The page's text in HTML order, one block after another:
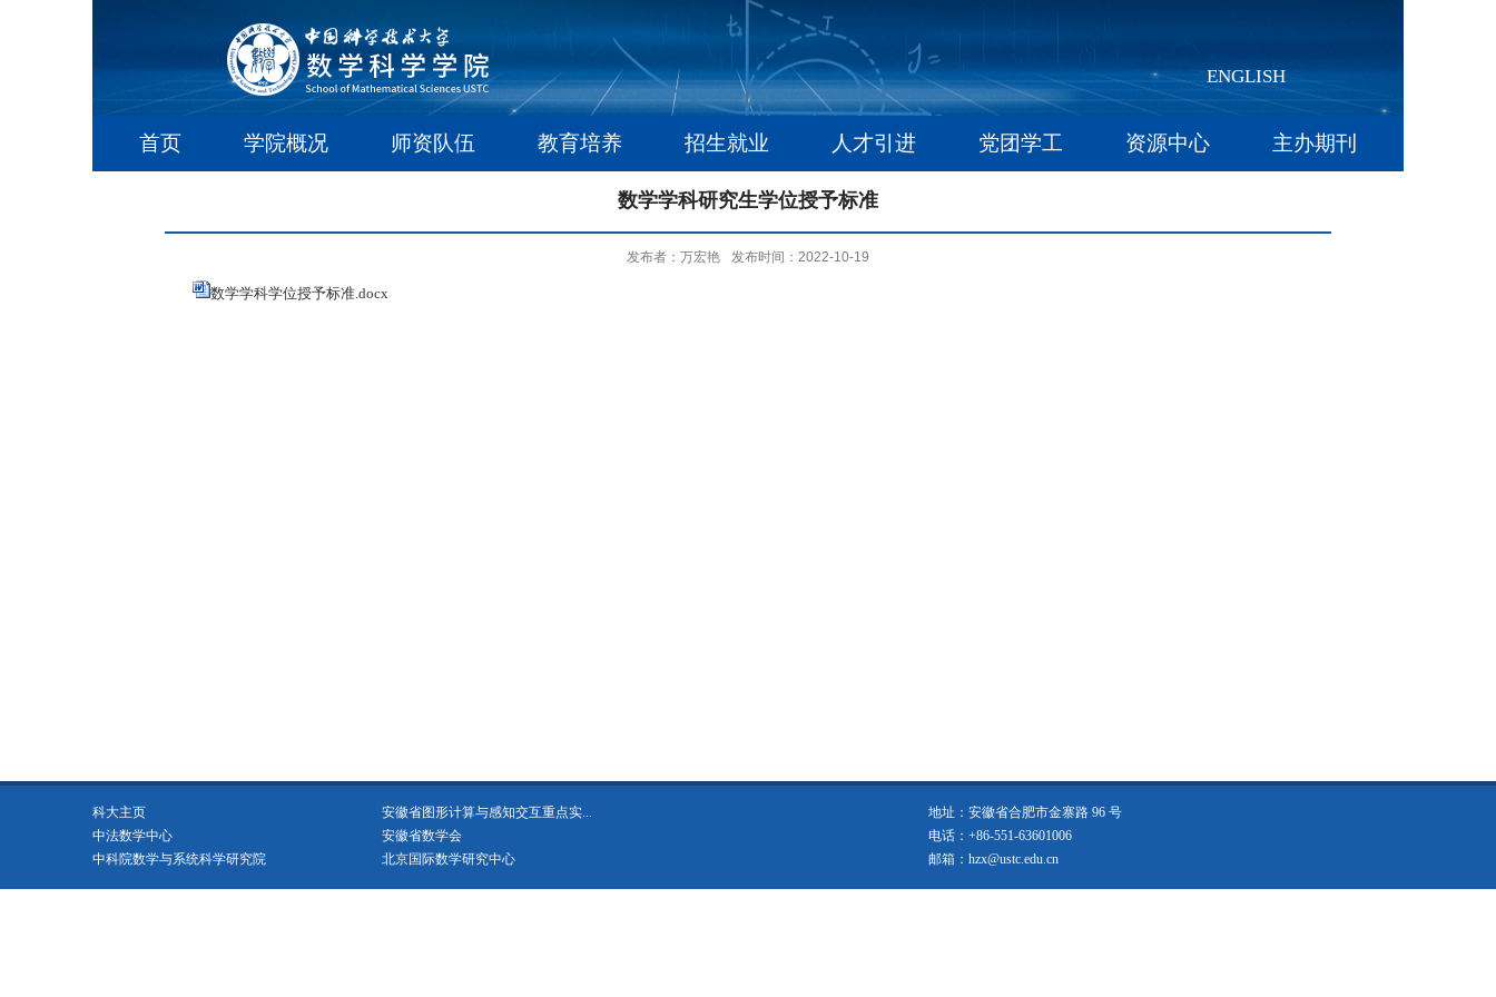
ENGLISH
首页 学院概况 师资队伍 教育培养 招生就业 人才引进 党团学工 资源中心 主办期刊
数学学科研究生学位授予标准
发布者：万宏艳 发布时间：2022-10-19
数学学科学位授予标准.docx
科大主页
安徽省图形计算与感知交互重点实...
中法数学中心
安徽省数学会
中科院数学与系统科学研究院
北京国际数学研究中心
地址：安徽省合肥市金寨路 96 号
电话：+86-551-63601006
邮箱：hzx@ustc.edu.cn